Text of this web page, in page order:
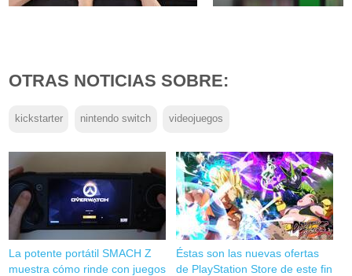
OTRAS NOTICIAS SOBRE:
kickstarter nintendo switch videojuegos
La potente portátil SMACH Z
muestra cómo rinde con juegos
Éstas son las nuevas ofertas
de PlayStation Store de este fin